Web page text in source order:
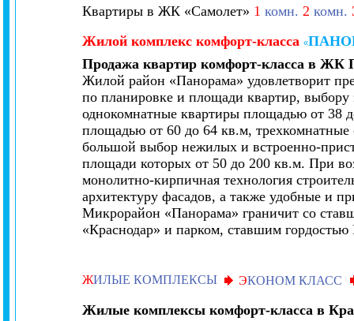
Квартиры в ЖК «Самолет» 1 комн. 2 комн.
Жилой комплекс комфорт-класса «
Продажа квартир комфорт-класса в ЖК
Жилой район «Панорама» удовлетворит
по планировке и площади квартир, выбору
однокомнатные квартиры площадью от 38
площадью от 60 до 64 кв.м,
большой выбор нежилых и встроенно-
площади которых от 50 до 200 кв.м. При
монолитно-кирпичная технология
архитектуру фасадов, а также удобные и
Микрорайон «Панорама» граничит со
«Краснодар» и парком, ставшим гордостью
ЖИЛЫЕ КОМПЛЕКСЫ ЭКОНОМ КЛАСС
Жилые комплексы комфорт-класса в